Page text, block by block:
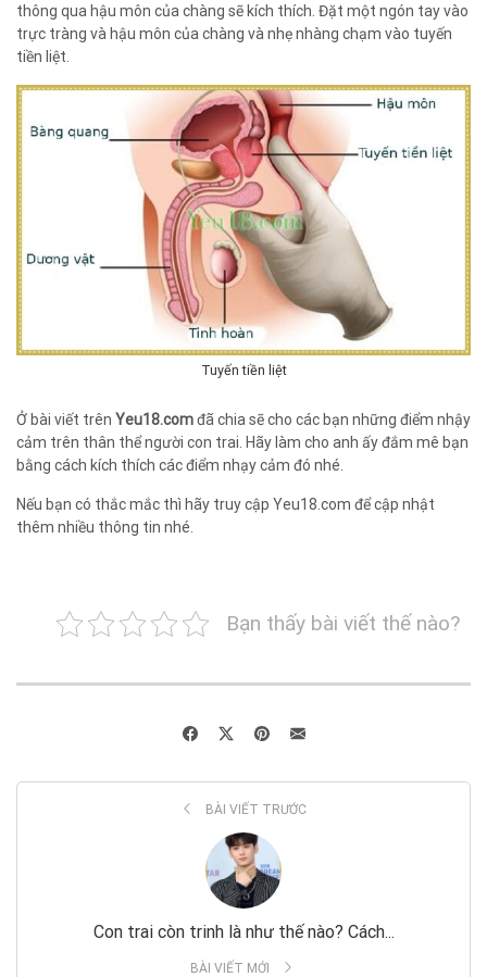
thông qua hậu môn của chàng sẽ kích thích. Đặt một ngón tay vào
trực tràng và hậu môn của chàng và nhẹ nhàng chạm vào tuyến
tiền liệt.
Tuyến tiền liệt
Ở bài viết trên Yeu18.comđã chia sẽ cho các bạn những điểm nhậy
cảm trên thân thể người con trai. Hãy làm cho anh ấy đắm mê bạn
bằng cách kích thích các điểm nhạy cảm đó nhé.
Nếu bạn có thắc mắc thì hãy truy cập Yeu18.com để cập nhật
thêm nhiều thông tin nhé.
Bạn thấy bài viết thế nào?
BÀI VIẾT TRƯỚC
Con trai còn trinh là như thế nào? Cách...
BÀI VIẾT MỚI